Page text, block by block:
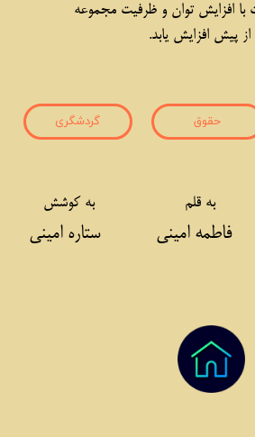
با افزایش توان و ظرفیت مجموعه
پیش افزایش یابد.
گردشگری حقوق
به کوشش
ستاره امینی
به قلم
امینی